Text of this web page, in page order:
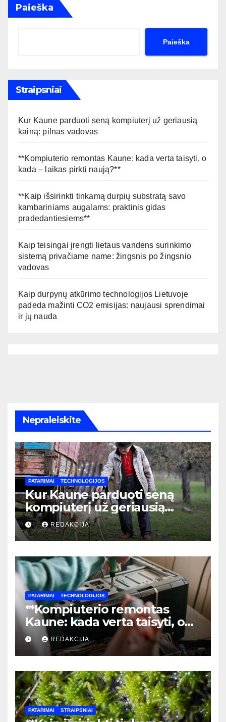
Paieška
Paieška
Straipsniai
Kur Kaune parduoti seną kompiuterį už geriausią
kainą: pilnas vadovas
**Kompiuterio remontas Kaune: kada verta taisyti, o
kada – laikas pirkti naują?**
**Kaip išsirinkti tinkamą durpių substratą savo
kambariniams augalams: praktinis gidas
pradedantiesiems**
Kaip teisingai įrengti lietaus vandens surinkimo
sistemą privačiame name: žingsnis po žingsnio
vadovas
Kaip durpynų atkūrimo technologijos Lietuvoje
padeda mažinti CO2 emisijas: naujausi sprendimai
ir jų nauda
Nepraleiskite
PATARIMAI TECHNOLOGIJOS
Kur Kaune parduoti seną
kompiuterį už geriausią
kainą: pilnas vadovas
REDAKCIJA
PATARIMAI TECHNOLOGIJOS
**Kompiuterio remontas
Kaune: kada verta taisyti, o
kada – laikas pirkti naują?**
REDAKCIJA
PATARIMAI STRAIPSNIAI